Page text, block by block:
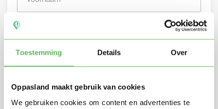
Toestemming Details Over
Oppasland maakt gebruik van cookies
We gebruiken cookies om content en advertenties te